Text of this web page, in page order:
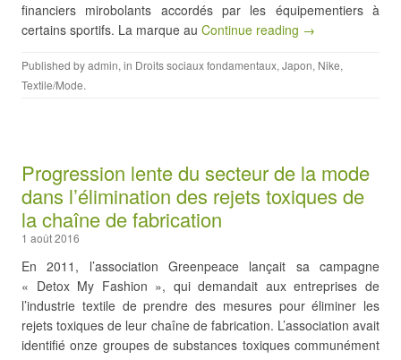
financiers mirobolants accordés par les équipementiers à
certains sportifs. La marque au Continue reading →
Published byadmin, in Droits sociaux fondamentaux, Japon, Nike,
Textile/Mode.
Progression lente du secteur de la mode
dans l’élimination des rejets toxiques de
la chaîne de fabrication
1 août 2016
En 2011, l’association Greenpeace lançait sa campagne
« Detox My Fashion », qui demandait aux entreprises de
l’industrie textile de prendre des mesures pour éliminer les
rejets toxiques de leur chaîne de fabrication. L’association avait
identifié onze groupes de substances toxiques communément